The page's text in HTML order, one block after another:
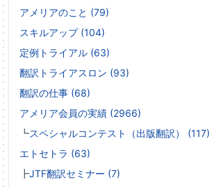
アメリアのこと (79)
スキルアップ (104)
定例トライアル (63)
翻訳トライアスロン (93)
翻訳の仕事 (68)
アメリア会員の実績 (2966)
┗スペシャルコンテスト（出版翻訳） (117)
エトセトラ (63)
┣JTF翻訳セミナー (7)